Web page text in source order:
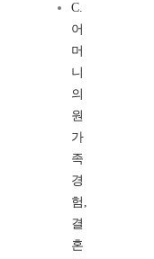
C.
어
머
니
의
원
가
족
경
험,
결
혼